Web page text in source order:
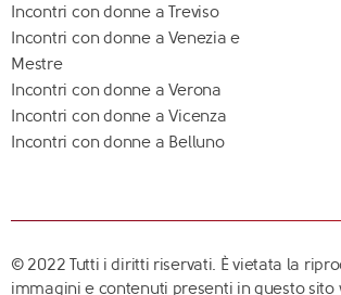
Incontri con donne a Treviso
Incontri con donne a Venezia e
Mestre
Incontri con donne a Verona
Incontri con donne a Vicenza
Incontri con donne a Belluno
© 2022 Tutti i diritti riservati. È vietata la
immagini e contenuti presenti in questo sito